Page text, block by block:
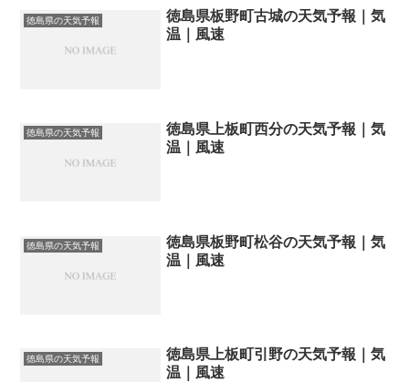
徳島県の天気予報
徳島県板野町古城の天気予報｜気
温｜風速
徳島県の天気予報
徳島県上板町西分の天気予報｜気
温｜風速
徳島県の天気予報
徳島県板野町松谷の天気予報｜気
温｜風速
徳島県の天気予報
徳島県上板町引野の天気予報｜気
温｜風速